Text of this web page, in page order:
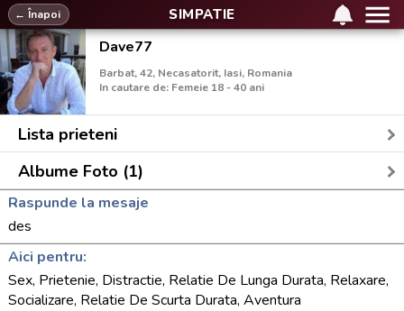
SIMPATIE
← Înapoi
Dave77
Barbat, 42, Necasatorit, Iasi, Romania
In cautare de: Femeie 18 - 40 ani
Lista prieteni
Albume Foto (1)
Raspunde la mesaje
des
Aici pentru:
Sex, Prietenie, Distractie, Relatie De Lunga Durata, Relaxare,
Socializare, Relatie De Scurta Durata, Aventura